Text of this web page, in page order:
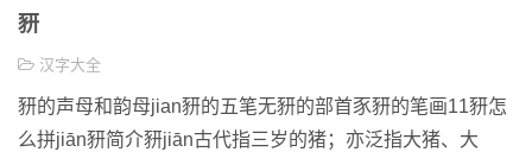
豜
汉字大全
豜的声母和韵母jian豜的五笔无豜的部首豕豜的笔画11豜怎
么拼jiān豜简介豜jiān古代指三岁的猪；亦泛指大猪、大